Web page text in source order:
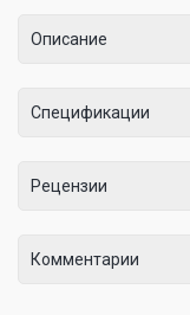
Описание
Спецификации
Рецензии
Комментарии